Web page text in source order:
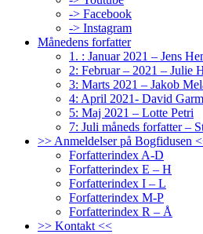
-> Facebook
-> Instagram
Månedens forfatter
1. : Januar 2021 – Jens
2: Februar – 2021 – Julie
3: Marts 2021 – Jakob
4: April 2021- David
5: Maj 2021 – Lotte Petri
7: Juli måneds forfatter –
>> Anmeldelser på Bogfidusen
Forfatterindex A-D
Forfatterindex E – H
Forfatterindex I – L
Forfatterindex M-P
Forfatterindex R – Å
>> Kontakt <<